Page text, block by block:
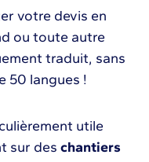
votre devis en
ou toute autre
traduit, sans
50 langues !
utile
sur des chantiers